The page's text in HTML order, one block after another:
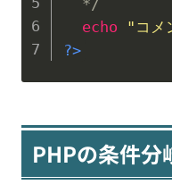
  */
echo
"コメ
?>
PHPの条件分